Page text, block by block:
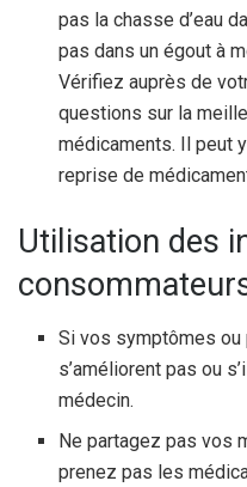
pas la chasse d’eau
pas dans un égout à
Vérifiez auprès de
questions sur la
médicaments. Il peut
reprise de
Utilisation des
Si vos symptômes
s’améliorent pas ou
médecin.
Ne partagez pas vos
prenez pas les